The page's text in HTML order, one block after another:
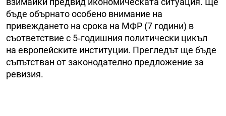
бъде обърнато особено внимание на
привеждането на срока на МФР (7 години) в
съответствие с 5‑годишния политически цикъл
на европейските институции. Прегледът ще бъде
съпътстван от законодателно предложение за
ревизия.